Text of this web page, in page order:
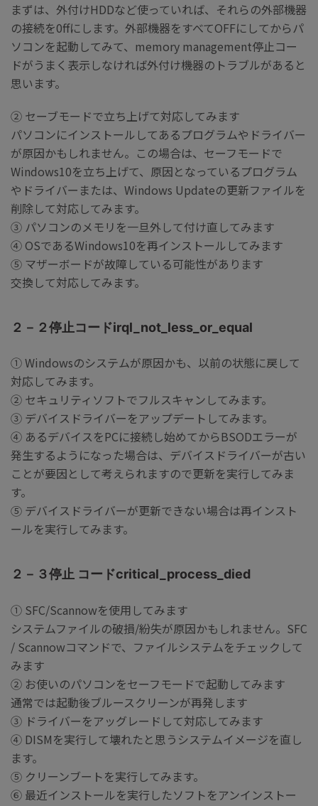
まずは、外付けHDDなど使っていれば、それらの外部機器
の接続を0ffにします。外部機器をすべてOFFにしてからパ
ソコンを起動してみて、memory management停止コー
ドがうまく表示しなければ外付け機器のトラブルがあると
思います。
② セーブモードで立ち上げて対応してみます
パソコンにインストールしてあるプログラムやドライバー
が原因かもしれません。この場合は、セーフモードで
Windows10を立ち上げて、原因となっているプログラム
やドライバーまたは、Windows Updateの更新ファイルを
削除して対応してみます。
③ パソコンのメモリを一旦外して付け直してみます
④ OSであるWindows10を再インストールしてみます
⑤ マザーボードが故障している可能性があります
交換して対応してみます。
２－２停止コードirql_not_less_or_equal
① Windowsのシステムが原因かも、以前の状態に戻して
対応してみます。
② セキュリティソフトでフルスキャンしてみます。
③ デバイスドライバーをアップデートしてみます。
④ あるデバイスをPCに接続し始めてからBSODエラーが
発生するようになった場合は、デバイスドライバーが古い
ことが要因として考えられますので更新を実行してみま
す。
⑤ デバイスドライバーが更新できない場合は再インスト
ールを実行してみます。
２－３停止 コードcritical_process_died
① SFC/Scannowを使用してみます
システムファイルの破損/紛失が原因かもしれません。SFC
/ Scannowコマンドで、ファイルシステムをチェックして
みます
② お使いのパソコンをセーフモードで起動してみます
通常では起動後ブルースクリーンが再発します
③ ドライバーをアッグレードして対応してみます
④ DISMを実行して壊れたと思うシステムイメージを直し
ます。
⑤ クリーンブートを実行してみます。
⑥ 最近インストールを実行したソフトをアンインストー